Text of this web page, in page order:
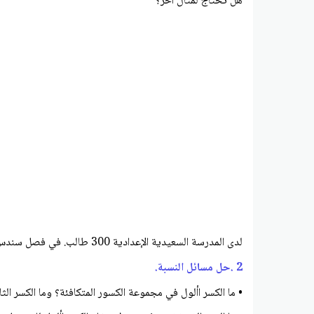
لدى المدرسة السعيدية الإعدادية 300 طالب. في فصل سندس، يشترك طالبان من أصل خمسة طلاب في النادي. استخدم هذه النسبة لتخمين عدد الطالب المشتركين في النادي من المدرسة. 120
2 .حل مسائل النسبة.
• ما الكسر األول في مجموعة الكسور المتكافئة؟ وما الكسر